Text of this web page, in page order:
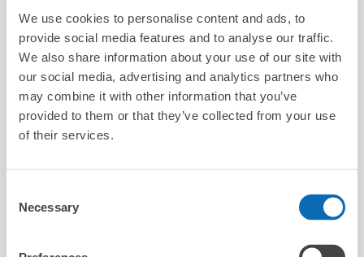
We use cookies to personalise content and ads, to
provide social media features and to analyse our traffic.
We also share information about your use of our site with
our social media, advertising and analytics partners who
may combine it with other information that you’ve
provided to them or that they’ve collected from your use
of their services.
Selection
Necessary
この店舗を予約する
アパホテルTKP札幌駅北口EXCELLENT
北１２条駅から徒歩3分
本日の営業時間